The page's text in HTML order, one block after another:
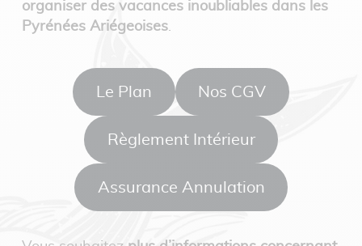
organiser des vacances inoubliables dans les
Pyrénées Ariégeoises.
Le Plan Nos CGV
Règlement Intérieur
Assurance Annulation